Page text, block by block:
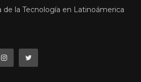
de la Tecnología en Latinoámerica